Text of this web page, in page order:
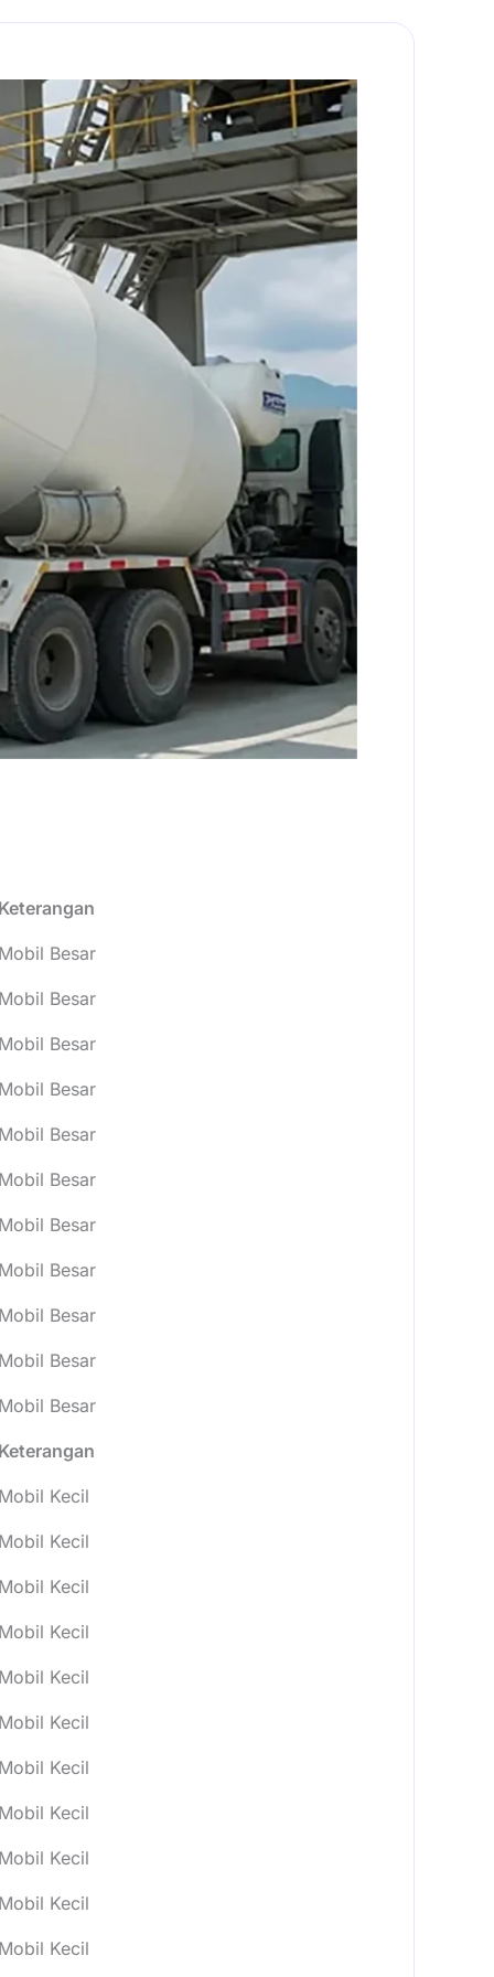
Besar
Besar
Besar
Besar
Besar
Besar
Besar
Besar
Besar
Besar
Besar
Kecil
Kecil
Kecil
Kecil
Kecil
Kecil
Kecil
Kecil
Kecil
Kecil
Kecil